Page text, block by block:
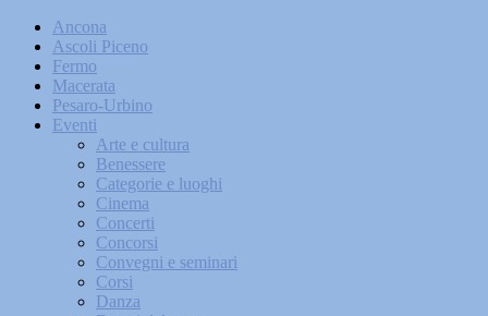
Ancona
Ascoli Piceno
Fermo
Macerata
Pesaro-Urbino
Eventi
Arte e cultura
Benessere
Categorie e luoghi
Cinema
Concerti
Concorsi
Convegni e seminari
Corsi
Danza